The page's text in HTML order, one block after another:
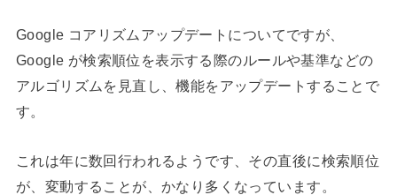
Google コアリズムアップデートについてですが、
Google が検索順位を表示する際のルールや基準などの
アルゴリズムを見直し、機能をアップデートすることで
す。
これは年に数回行われるようです、その直後に検索順位
が、変動することが、かなり多くなっています。